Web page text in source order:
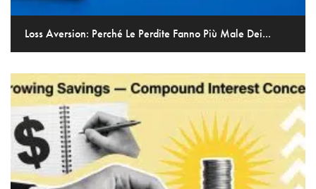
Loss Aversion: Perché Le Perdite Fanno Più Male Dei...